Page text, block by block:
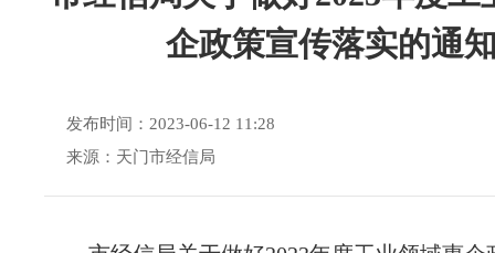
企政策宣传落实的通
发布时间：2023-06-12 11:28
来源：天门市经信局